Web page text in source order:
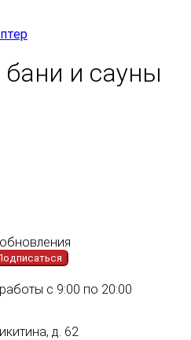
бани и сауны
с 9:00 по 20:00
д. 62